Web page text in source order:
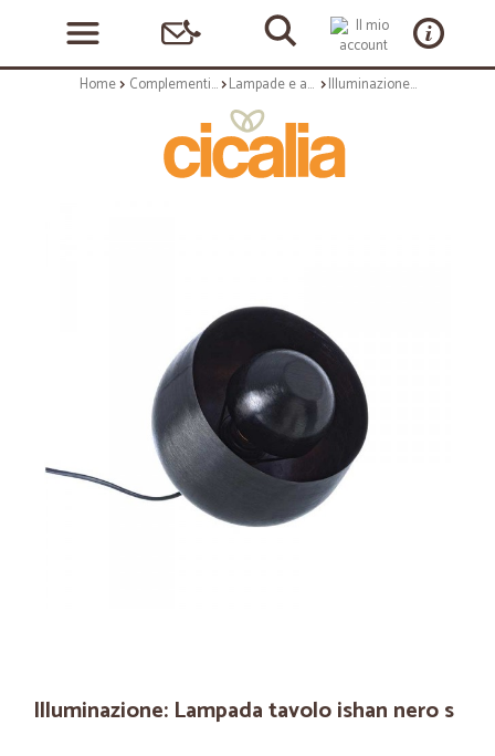
Home Complementi arredo Lampade e applique Illuminazione: Lampada tavolo ishan nero s
Illuminazione: Lampada tavolo ishan nero s